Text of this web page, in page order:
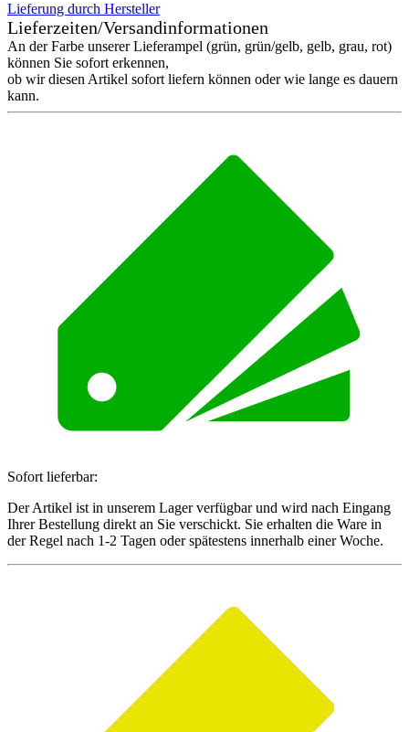
Lieferung durch Hersteller
Lieferzeiten/Versandinformationen
An der Farbe unserer Lieferampel (grün, grün/gelb, gelb, grau, rot)
können Sie sofort erkennen,
ob wir diesen Artikel sofort liefern können oder wie lange es dauern
kann.
Sofort lieferbar:
Der Artikel ist in unserem Lager verfügbar und wird nach Eingang
Ihrer Bestellung direkt an Sie verschickt. Sie erhalten die Ware in
der Regel nach 1-2 Tagen oder spätestens innerhalb einer Woche.